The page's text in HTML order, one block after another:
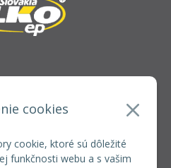
cookies
cookie, ktoré sú dôležité
funkčnosti webu a s vašim
6586 731